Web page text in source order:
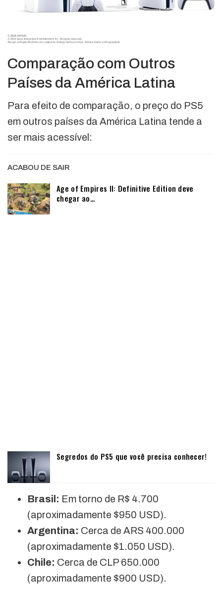
Comparação com Outros
Países da América Latina
Para efeito de comparação, o preço do PS5
em outros países da América Latina tende a
ser mais acessível:
ACABOU DE SAIR
Age of Empires II: Definitive Edition deve
chegar ao…
Segredos do PS5 que você precisa conhecer!
Brasil: Em torno de R$ 4.700
(aproximadamente $950 USD).
Argentina: Cerca de ARS 400.000
(aproximadamente $1.050 USD).
Chile: Cerca de CLP 650.000
(aproximadamente $900 USD).